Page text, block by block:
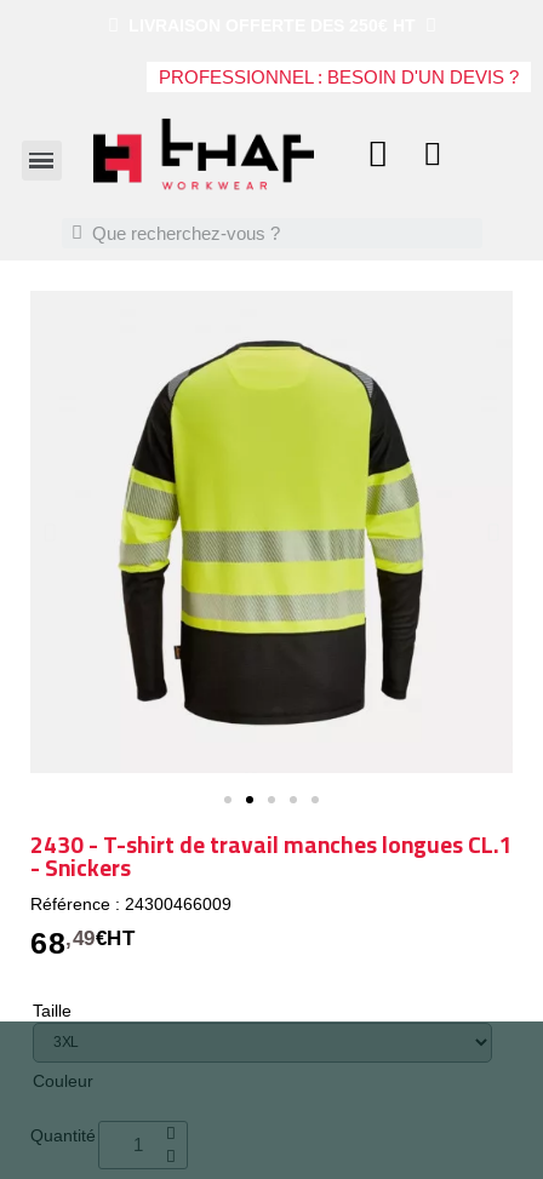
PROFESSIONNEL : BESOIN D'UN DEVIS ?
2430 - T-shirt de travail manches longues CL.1
- Snickers
Référence : 24300466009
68,49€HT
Taille
Couleur
Quantité